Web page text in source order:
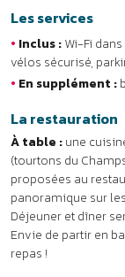
Envie de partir en
repas !
DÉTENTE &
À DÉCOUVRIR
AVIS
INFOS PRATIQUES